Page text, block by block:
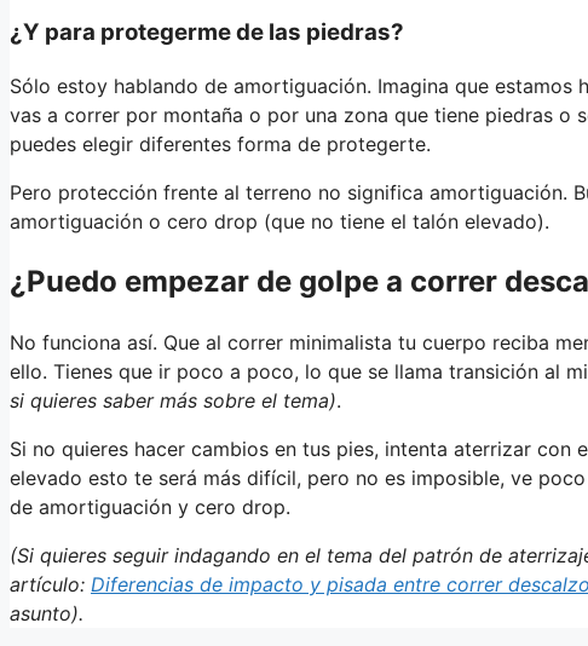
¿Y para protegerme de las piedras?
Sólo estoy hablando de amortiguación. Imagina que
vas a correr por montaña o por una zona que tiene piedras o
puedes elegir diferentes forma de protegerte.
Pero protección frente al terreno no significa amortiguación.
amortiguación o cero drop (que no tiene el talón elevado).
¿Puedo empezar de golpe a correr
No funciona así. Que al correr minimalista tu cuerpo reciba
ello. Tienes que ir poco a poco, lo que se llama transición al
si quieres saber más sobre el tema).
Si no quieres hacer cambios en tus pies, intenta aterrizar con
elevado esto te será más difícil, pero no es imposible, ve
de amortiguación y cero drop.
(Si quieres seguir indagando en el tema del patrón de
artículo: Diferencias de impacto y pisada entre correr
asunto).